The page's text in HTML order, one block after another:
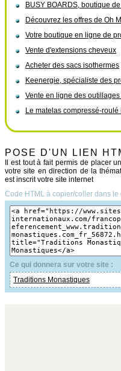
BUSY BOARDS, boutique
Découvrez les offres de Oh
Votre boutique en ligne de
Vente d'extensions cheveux
Acheter des sacs isothermes
Keenergie, spécialiste des
Vente en ligne des
Le matelas compressé-roulé
POSE D'UN LIEN
Il est tout à fait permis de placer
votre site en direction de la
est inscrit votre site internet
Code HTML à copier/coller dans le
Ce qui donnera sur votre site :
Traditions Monastiques